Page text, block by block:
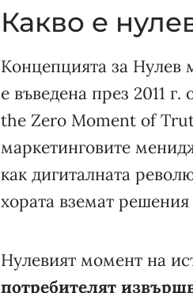
Какво е
Концепцията за Нулев
е въведена през 2011
the Zero Moment of
маркетинговите
как дигиталната
хората вземат
Нулевият момент на
потребителят